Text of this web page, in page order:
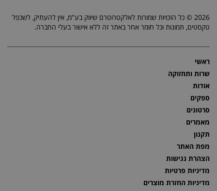
2026 © כל הזכויות שמורות לאלקטרוטרם שיווק בע"מ, אין להעתיק, לשכפל
טקסטים, תמונות וכל חומר אחר באתר זה ללא אישור בעלי החברה.
ראשי
שרות ותחזוקה
אודות
ספקים
סרטונים
מאמרים
תקנון
מפת האתר
הצהרת נגישות
מדיניות פרטיות
מדיניות החזרת מוצרים